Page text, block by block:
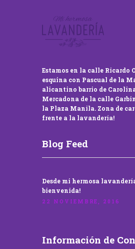
Estamos en la calle Ricardo
esquina con Pascual de la
alicantino barrio de
Mercadona de la calle
la Plaza Manila. Zona de
frente a la lavandería!
Blog Feed
Desde mi hermosa
bienvenida!
22 NOVIEMBRE, 2016
Información de